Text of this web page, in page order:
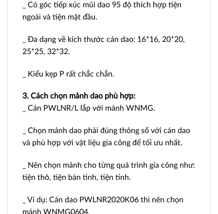
_ Có góc tiếp xúc mũi dao 95 độ thích hợp tiện
ngoài và tiện mặt đầu.
_ Đa dạng về kích thước cán dao: 16*16, 20*20,
25*25, 32*32.
_ Kiểu kẹp P rất chắc chắn.
3. Cách chọn mảnh dao phù hợp:
_ Cán PWLNR/L lắp với mảnh WNMG.
_ Chọn mảnh dao phải đúng thông số với cán dao
và phù hợp với vật liệu gia công để tối ưu nhất.
_ Nên chọn mảnh cho từng quá trình gia công như:
tiện thô, tiện bán tinh, tiện tinh.
_ Ví dụ: Cán dao PWLNR2020K06 thì nên chọn
mảnh WNMG0604.